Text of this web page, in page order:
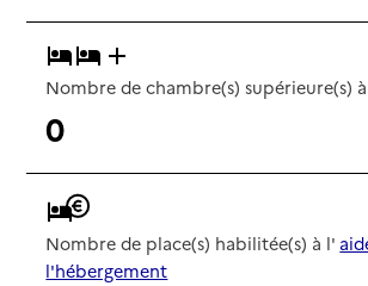
Nombre de chambre(s) supérieure(s)
0
Nombre de place(s) habilitée(s) à l'
l'hébergement